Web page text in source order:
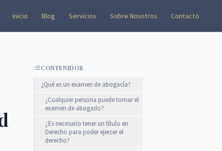
Inicio Blog Servicios Sobre Nosotros Contacto
CONTENIDOS
¿Qué es un examen de abogacía?
¿Cualquier persona puede tomar el
examen de abogado?
¿Es necesario tener un título en
Derecho para poder ejercer el
derecho?